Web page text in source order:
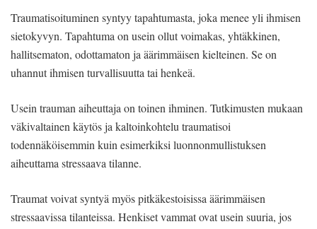
Traumatisoituminen syntyy tapahtumasta, joka menee yli ihmisen
sietokyvyn. Tapahtuma on usein ollut voimakas, yhtäkkinen,
hallitsematon, odottamaton ja äärimmäisen kielteinen. Se on
uhannut ihmisen turvallisuutta tai henkeä.
Usein trauman aiheuttaja on toinen ihminen. Tutkimusten mukaan
väkivaltainen käytös ja kaltoinkohtelu traumatisoi
todennäköisemmin kuin esimerkiksi luonnonmullistuksen
aiheuttama stressaava tilanne.
Traumat voivat syntyä myös pitkäkestoisissa äärimmäisen
stressaavissa tilanteissa. Henkiset vammat ovat usein suuria, jos